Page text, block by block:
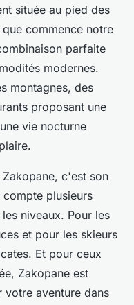
située au pied des
commence notre
parfaite
modernes.
montagnes, des
proposant une
vie nocturne
c'est son
compte plusieurs
niveaux. Pour les
et pour les skieurs
Et pour ceux
Zakopane est
aventure dans